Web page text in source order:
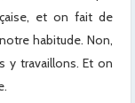
et on fait de
habitude. Non,
y travaillons. Et on